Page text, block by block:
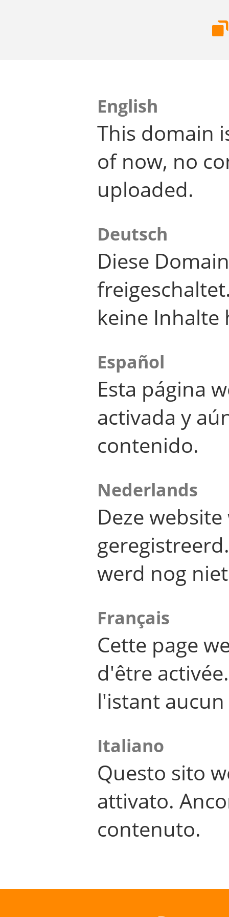
English
This domain
of now, no
uploaded.
Deutsch
Diese
keine Inhalte
Español
Esta página
activada y
contenido.
Nederlands
Deze
werd nog
Français
Cette page
d'être
l'istant
Italiano
Questo sito
attivato.
contenuto.